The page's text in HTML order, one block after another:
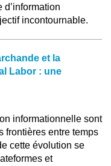
d’information
incontournable.
et la
Labor : une
informationnelle sont
frontières entre temps
cette évolution se
et